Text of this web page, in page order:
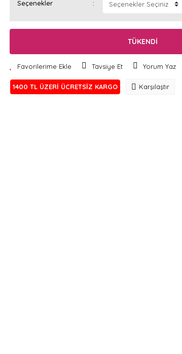
Seçenekler
TÜKENDİ
Tavsiye Et Yorum Yaz
1400 TL ÜZERİ ÜCRETSİZ KARGO Karşılaştır